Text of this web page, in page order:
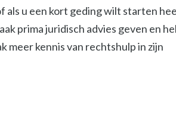
als u een kort geding wilt starten
prima juridisch advies geven en
meer kennis van rechtshulp in zijn